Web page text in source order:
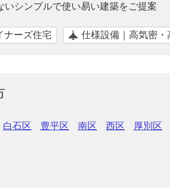
いシンプルで使い易い建築をご提案
ナーズ住宅 仕様設備｜高気密・
白石区 豊平区 南区 西区 厚別区